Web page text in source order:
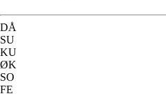
DÅ
SU
KU
ØK
SO
FE